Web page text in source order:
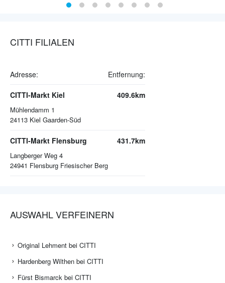
CITTI FILIALEN
Adresse: Entfernung:
CITTI-Markt Kiel
Mühlendamm 1
24113 Kiel Gaarden-Süd
409.6km
CITTI-Markt Flensburg
Langberger Weg 4
24941 Flensburg Friesischer Berg
431.7km
AUSWAHL VERFEINERN
Original Lehment bei CITTI
Hardenberg Wilthen bei CITTI
Fürst Bismarck bei CITTI